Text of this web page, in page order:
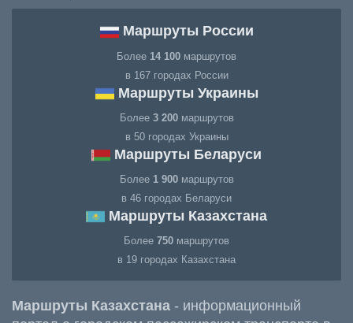
Маршруты России
Более 14 100 маршрутов
в 167 городах России
Маршруты Украины
Более 3 200маршрутов
в 50 городах Украины
Маршруты Беларуси
Более 1 900маршрутов
в 46 городах Беларуси
Маршруты Казахстана
Более 750 маршрутов
в 19 городах Казахстана
Маршруты Казахстана - информационный